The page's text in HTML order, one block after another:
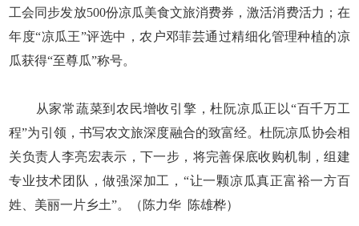
工会同步发放500份凉瓜美食文旅消费券，激活消费活力；在
年度“凉瓜王”评选中，农户邓菲芸通过精细化管理种植的凉
瓜获得“至尊瓜”称号。
从家常蔬菜到农民增收引擎，杜阮凉瓜正以“百千万工
程”为引领，书写农文旅深度融合的致富经。杜阮凉瓜协会相
关负责人李亮宏表示，下一步，将完善保底收购机制，组建
专业技术团队，做强深加工，“让一颗凉瓜真正富裕一方百
姓、美丽一片乡土”。（陈力华 陈雄桦）